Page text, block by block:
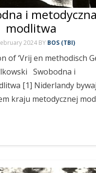
i metodyczna
modlitwa
2024 BY BOS (TBI)
of ‘Vrij en methodisch
Swobodna i
[1] Niderlandy
kraju metodycznej